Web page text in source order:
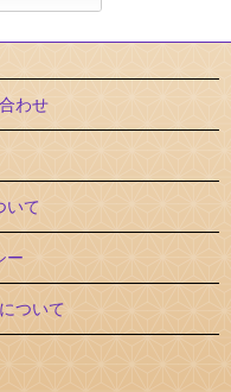
わせ
いて
ー
ついて